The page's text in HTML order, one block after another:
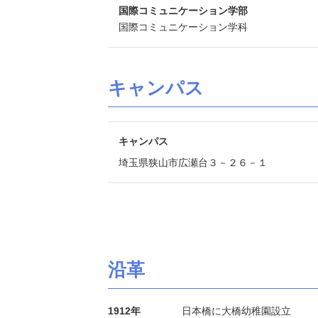
国際コミュニケーション学部
国際コミュニケーション学科
キャンパス
キャンパス
埼玉県狭山市広瀬台３－２６－１
沿革
1912年
日本橋に大橋幼稚園設立